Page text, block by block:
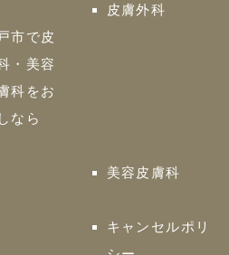
市で皮
・美容
科をお
なら
皮膚外科
美容皮膚科
キャンセルポリ